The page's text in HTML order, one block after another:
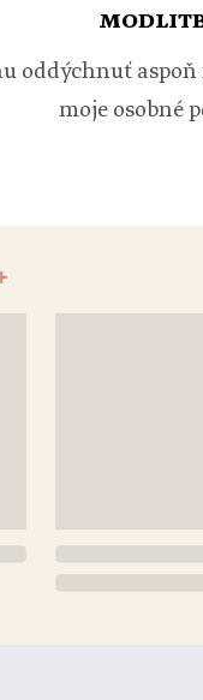
oddýchnuť
moje osobné